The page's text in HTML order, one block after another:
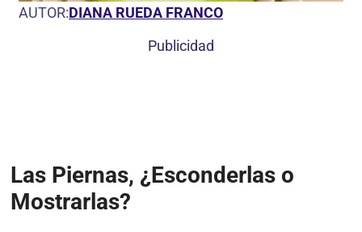
AUTOR:DIANA RUEDA FRANCO
Publicidad
Las Piernas, ¿Esconderlas o
Mostrarlas?